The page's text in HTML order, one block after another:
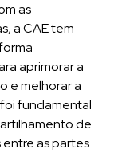
as
a CAE tem
aprimorar a
e melhorar a
fundamental
de
as partes